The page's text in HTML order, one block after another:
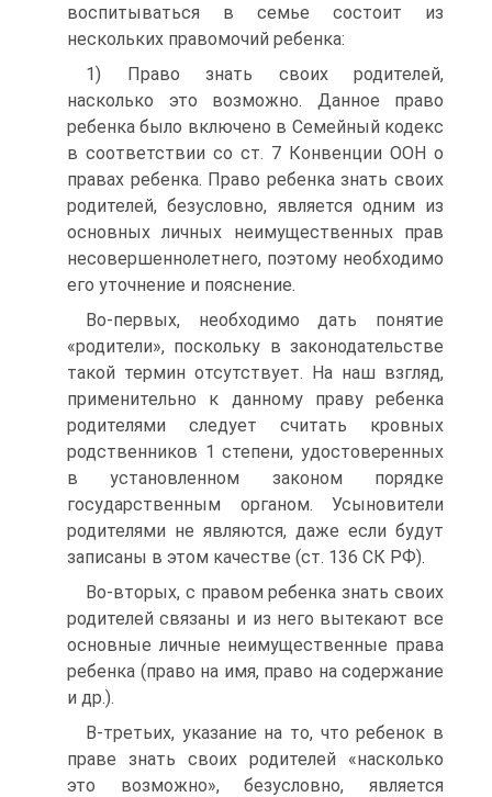
воспитываться в семье состоит из
нескольких правомочий ребенка:
1) Право знать своих родителей,
насколько это возможно. Данное право
ребенка было включено в Семейный кодекс
в соответствии со ст. 7 Конвенции ООН о
правах ребенка. Право ребенка знать своих
родителей, безусловно, является одним из
основных личных неимущественных прав
несовершеннолетнего, поэтому необходимо
его уточнение и пояснение.
Во‑первых, необходимо дать понятие
«родители», поскольку в законодательстве
такой термин отсутствует. На наш взгляд,
применительно к данному праву ребенка
родителями следует считать кровных
родственников 1 степени, удостоверенных
в установленном законом порядке
государственным органом. Усыновители
родителями не являются, даже если будут
записаны в этом качестве (ст. 136 СК РФ).
Во‑вторых, с правом ребенка знать своих
родителей связаны и из него вытекают все
основные личные неимущественные права
ребенка (право на имя, право на содержание
и др.).
В‑третьих, указание на то, что ребенок в
праве знать своих родителей «насколько
это возможно», безусловно, является